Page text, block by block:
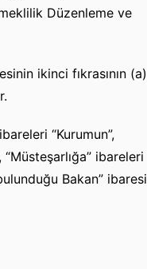
Düzenleme ve
ikinci fıkrasının (a)
“Kurumun”,
“Müsteşarlığa” ibareleri
Bakan” ibaresi